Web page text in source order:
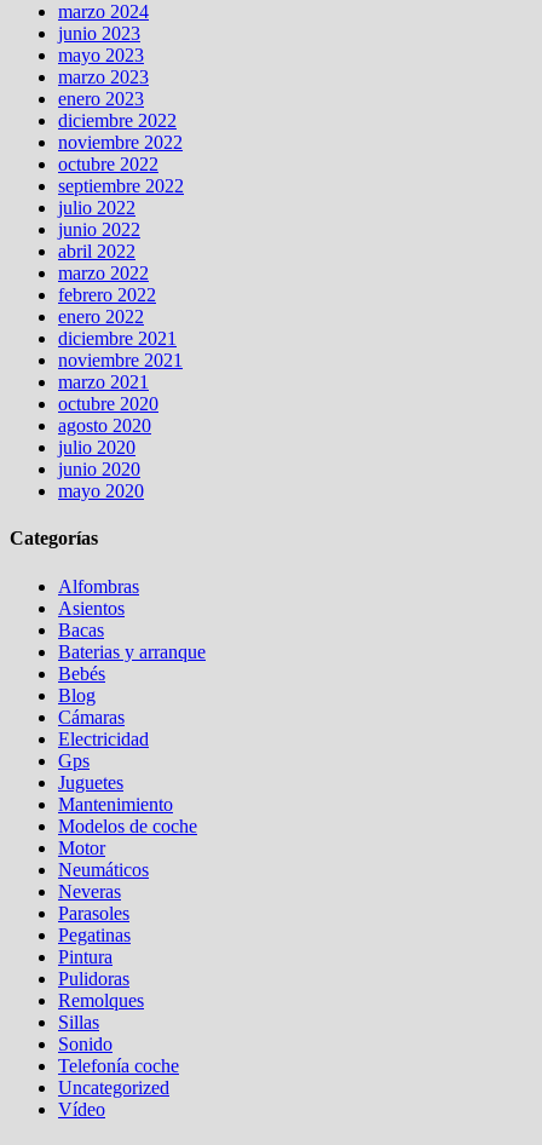
marzo 2024
junio 2023
mayo 2023
marzo 2023
enero 2023
diciembre 2022
noviembre 2022
octubre 2022
septiembre 2022
julio 2022
junio 2022
abril 2022
marzo 2022
febrero 2022
enero 2022
diciembre 2021
noviembre 2021
marzo 2021
octubre 2020
agosto 2020
julio 2020
junio 2020
mayo 2020
Categorías
Alfombras
Asientos
Bacas
Baterias y arranque
Bebés
Blog
Cámaras
Electricidad
Gps
Juguetes
Mantenimiento
Modelos de coche
Motor
Neumáticos
Neveras
Parasoles
Pegatinas
Pintura
Pulidoras
Remolques
Sillas
Sonido
Telefonía coche
Uncategorized
Vídeo